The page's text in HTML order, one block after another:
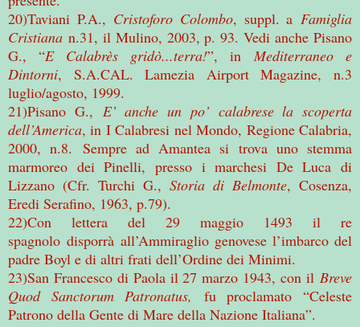
20)Taviani P.A., Cristoforo Colombo, suppl. a Famiglia
Cristiana n.31, il Mulino, 2003, p. 93. Vedi anche Pisano
G., “E Calabrès gridò...terra!”, in Mediterraneo e
Dintorni, S.A.CAL. Lamezia Airport Magazine, n.3
luglio/agosto, 1999.
21)Pisano G., E’ anche un po’ calabrese la scoperta
dell’America, in I Calabresi nel Mondo, Regione Calabria,
2000, n.8. Sempre ad Amantea si trova uno stemma
marmoreo dei Pinelli, presso i marchesi De Luca di
Lizzano (Cfr. Turchi G.,Storia di Belmonte, Cosenza,
Eredi Serafino, 1963, p.79).
22)Con lettera del 29 maggio 1493 il re
spagnolo disporrà all’Ammiraglio genovese l’imbarco del
padre Boyl e di altri frati dell’Ordine dei Minimi.
23)San Francesco di Paola il 27 marzo 1943, con il Breve
Quod Sanctorum Patronatus, fu proclamato “Celeste
Patrono della Gente di Mare della Nazione Italiana”.